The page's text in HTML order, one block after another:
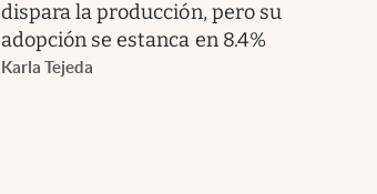
dispara la producción, pero su
adopción se estanca en 8.4%
Karla Tejeda